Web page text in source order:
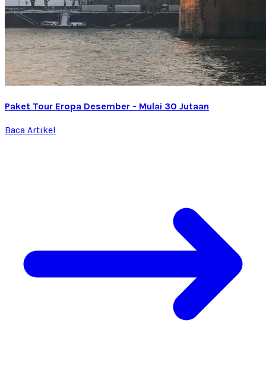
Paket Tour Eropa Desember - Mulai 30 Jutaan
Baca Artikel